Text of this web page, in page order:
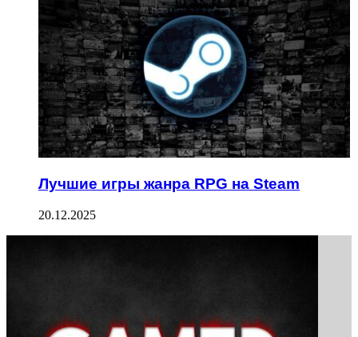
Лучшие игры жанра RPG на Steam
20.12.2025